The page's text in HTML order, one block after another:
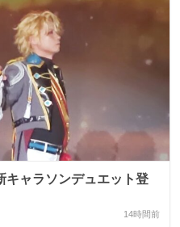
キャラソンデュエット登
14時間前